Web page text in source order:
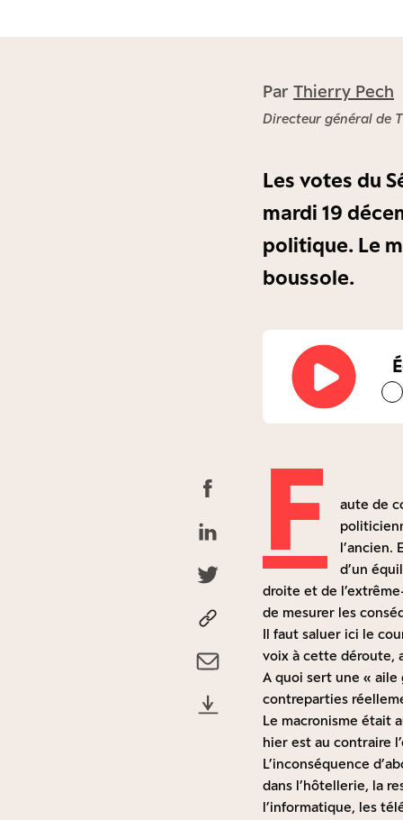
Par Thierry Pech
Directeur général de
Les votes du
mardi 19
politique. Le
boussole.
F
aute de
l’ancien.
d’un
droite et de
de mesurer les
Il faut saluer ici le
voix à cette déroute,
A quoi sert une «
contreparties
Le macronisme était
hier est au contraire
L’inconséquence
dans l’hôtellerie, la
l’informatique, les